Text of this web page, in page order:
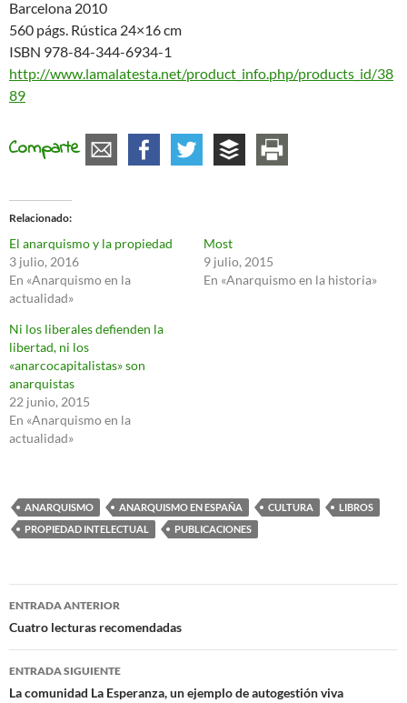
Barcelona 2010
560 págs. Rústica 24×16 cm
ISBN 978-84-344-6934-1
http://www.lamalatesta.net/product_info.php/products_id/38
89
Comparte
Relacionado
El anarquismo y la propiedad
3 julio, 2016
En «Anarquismo en la
actualidad»
Most
9 julio, 2015
En «Anarquismo en la historia»
Ni los liberales defienden la
libertad, ni los
«anarcocapitalistas» son
anarquistas
22 junio, 2015
En «Anarquismo en la
actualidad»
ANARQUISMO ANARQUISMO EN ESPAÑA CULTURA
LIBROS
PROPIEDAD INTELECTUAL
PUBLICACIONES
Navegación
de
entradas
ENTRADA ANTERIOR
Cuatro lecturas recomendadas
ENTRADA SIGUIENTE
La comunidad La Esperanza, un ejemplo de autogestión viva